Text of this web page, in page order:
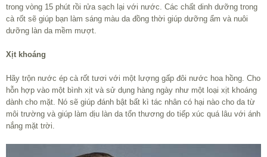
trong vòng 15 phút rồi rửa sạch lại với nước. Các chất dinh dưỡng trong
cà rốt sẽ giúp bạn làm sáng màu da đồng thời giúp dưỡng ẩm và nuôi
dưỡng làn da mềm mượt.
Xịt khoáng
Hãy trộn nước ép cà rốt tươi với một lượng gấp đôi nước hoa hồng. Cho
hỗn hợp vào một bình xịt và sử dụng hàng ngày như một loại xịt khoáng
dành cho mặt. Nó sẽ giúp đánh bật bất kì tác nhân có hại nào cho da từ
môi trường và giúp làm dịu làn da tổn thương do tiếp xúc quá lâu với ánh
nắng mặt trời.